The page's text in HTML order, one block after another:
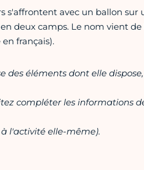
s'affrontent avec un ballon sur
deux camps. Le nom vient
français).
des éléments dont elle
compléter les informations
l'activité elle-même).